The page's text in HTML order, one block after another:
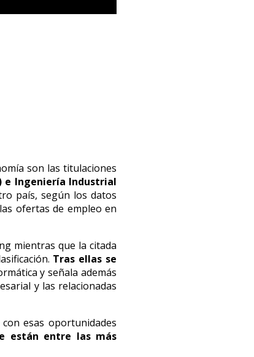
son las titulaciones
e Ingeniería Industrial
país, según los datos
ofertas de empleo en
mientras que la citada
Tras ellas se
y señala además
y las relacionadas
esas oportunidades
están entre las más